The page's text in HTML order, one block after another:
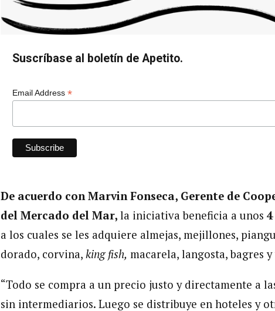
Suscríbase al boletín de Apetito.
Email Address *
De acuerdo con Marvin Fonseca, Gerente de
del Mercado del Mar, la iniciativa beneficia a unos
a los cuales se les adquiere almejas, mejillones,
dorado, corvina, king fish, macarela, langosta, bagres
“Todo se compra a un precio justo y directamente a
sin intermediarios. Luego se distribuye en hoteles y